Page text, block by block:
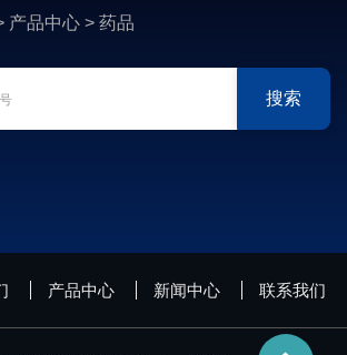
产品中心 > 药品
搜索
产品中心 新闻中心 联系我们